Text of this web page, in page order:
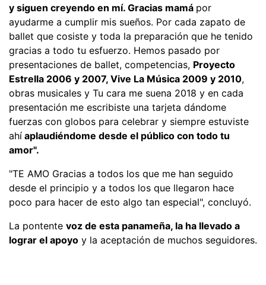
y siguen creyendo en mí. Gracias mamá por
ayudarme a cumplir mis sueños. Por cada zapato de
ballet que cosiste y toda la preparación que he tenido
gracias a todo tu esfuerzo. Hemos pasado por
presentaciones de ballet, competencias, Proyecto
Estrella 2006 y 2007, Vive La Música 2009 y 2010,
obras musicales y Tu cara me suena 2018 y en cada
presentación me escribiste una tarjeta dándome
fuerzas con globos para celebrar y siempre estuviste
ahí aplaudiéndome desde el público con todo tu
amor".
"TE AMO Gracias a todos los que me han seguido
desde el principio y a todos los que llegaron hace
poco para hacer de esto algo tan especial", concluyó.
La pontente voz de esta panameña, la ha llevado a
lograr el apoyo y la aceptación de muchos seguidores.